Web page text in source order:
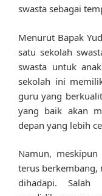
swasta sebagai
Menurut Bapak
satu sekolah
swasta untuk
sekolah ini
guru yang
yang baik akan
depan yang lebih
Namun,
terus berkembang,
dihadapi. Salah